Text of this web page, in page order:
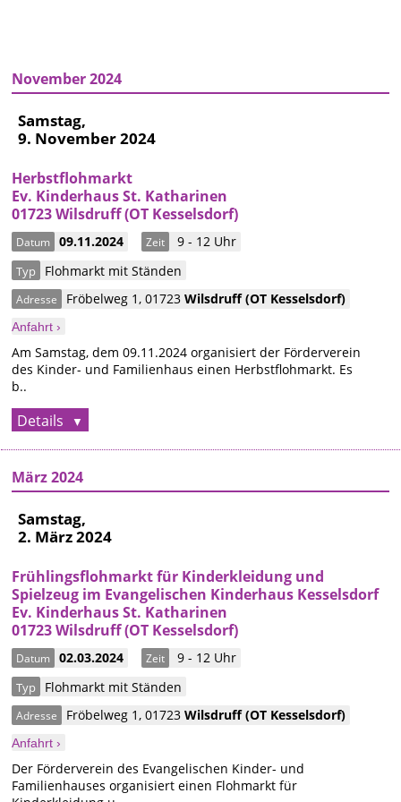
November 2024
Samstag,
9. November 2024
Herbstflohmarkt
Ev. Kinderhaus St. Katharinen
01723 Wilsdruff (OT Kesselsdorf)
Datum 09.11.2024 Zeit 9 - 12 Uhr
Typ Flohmarkt mit Ständen
Adresse Fröbelweg 1,01723Wilsdruff(OT Kesselsdorf)
Anfahrt ›
Am Samstag, dem 09.11.2024 organisiert der Förderverein
des Kinder- und Familienhaus einen Herbstflohmarkt. Es
b..
Details
März 2024
Samstag,
2. März 2024
Frühlingsflohmarkt für Kinderkleidung und
Spielzeug im Evangelischen Kinderhaus Kesselsdorf
Ev. Kinderhaus St. Katharinen
01723 Wilsdruff (OT Kesselsdorf)
Datum 02.03.2024 Zeit 9 - 12 Uhr
Typ Flohmarkt mit Ständen
Adresse Fröbelweg 1,01723Wilsdruff(OT Kesselsdorf)
Anfahrt ›
Der Förderverein des Evangelischen Kinder- und
Familienhauses organisiert einen Flohmarkt für